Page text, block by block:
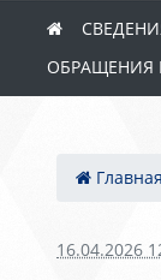
ОБРАЩЕНИЯ
Главная
16.04.2026